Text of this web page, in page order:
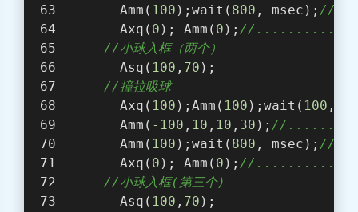
       Amm(
100 );wait( 800 , msec); //
       Axq(
0 ); Amm( 0 ); //
//小球入框（两个）
       Asq(
100 , 70 );
//撞拉吸球
       Axq(
100 );Amm( 100 );wait( 100 ,
       Amm(
-100 , 10 , 10 , 30 ); //
       Amm(
100 );wait( 800 , msec); //
       Axq(
0 ); Amm( 0 ); //
//小球入框(第三个)
       Asq(
100 , 70 );